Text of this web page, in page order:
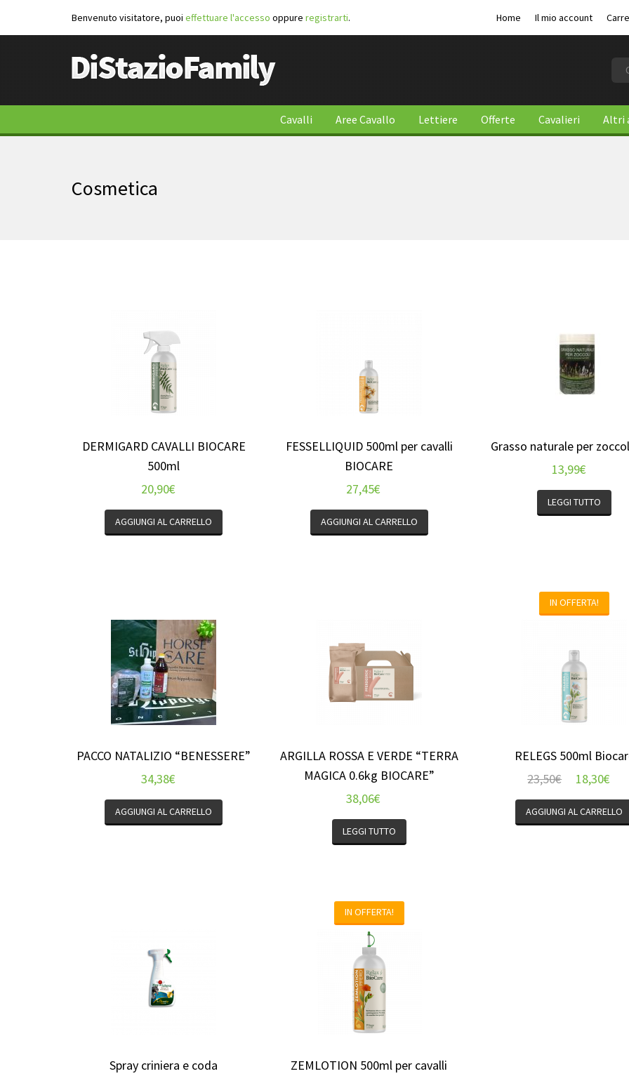
Benvenuto visitatore, puoi effettuare l'accesso oppure registrarti. Home Il mio account
Cavalli Aree Cavallo Lettiere Offerte Cavalieri Altri
Cosmetica
DERMIGARD CAVALLI BIOCARE
500ml
20,90€
AGGIUNGI AL CARRELLO
FESSELLIQUID 500ml per cavalli
BIOCARE
27,45€
AGGIUNGI AL CARRELLO
Grasso naturale per
13,99€
LEGGI TUTTO
PACCO NATALIZIO “BENESSERE”
34,38€
AGGIUNGI AL CARRELLO
ARGILLA ROSSA E VERDE “TERRA
MAGICA 0.6kg BIOCARE”
38,06€
LEGGI TUTTO
IN OFFERTA!
RELEGS 500ml
23,50€ 18,30€
AGGIUNGI AL CARRELLO
Spray criniera e coda
IN OFFERTA!
ZEMLOTION 500ml per cavalli